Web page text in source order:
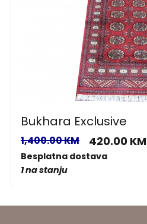
Bukhara Exclusive
1,400.00 KM 420.00 KM
Besplatna dostava
1 na stanju